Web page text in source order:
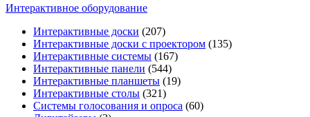
Интерактивное оборудование
Интерактивные доски (207)
Интерактивные доски с проектором (135)
Интерактивные системы (167)
Интерактивные панели (544)
Интерактивные планшеты (19)
Интерактивные столы (321)
Системы голосования и опроса (60)